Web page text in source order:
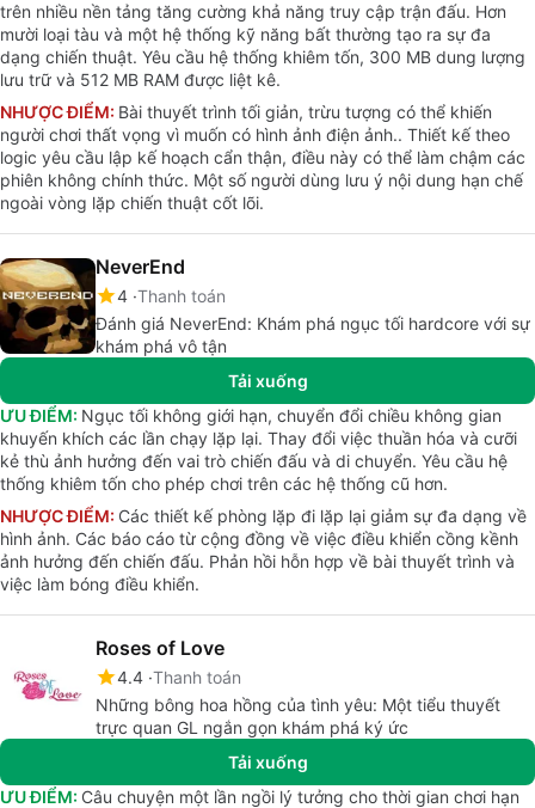
trên nhiều nền tảng tăng cường khả năng truy cập trận đấu. Hơn
mười loại tàu và một hệ thống kỹ năng bất thường tạo ra sự đa
dạng chiến thuật. Yêu cầu hệ thống khiêm tốn, 300 MB dung lượng
lưu trữ và 512 MB RAM được liệt kê.
NHƯỢC ĐIỂM: Bài thuyết trình tối giản, trừu tượng có thể khiến
người chơi thất vọng vì muốn có hình ảnh điện ảnh.. Thiết kế theo
logic yêu cầu lập kế hoạch cẩn thận, điều này có thể làm chậm các
phiên không chính thức. Một số người dùng lưu ý nội dung hạn chế
ngoài vòng lặp chiến thuật cốt lõi.
NeverEnd
4 Thanh toán
Đánh giá NeverEnd: Khám phá ngục tối hardcore với sự
khám phá vô tận
Tải xuống
ƯU ĐIỂM: Ngục tối không giới hạn, chuyển đổi chiều không gian
khuyến khích các lần chạy lặp lại. Thay đổi việc thuần hóa và cưỡi
kẻ thù ảnh hưởng đến vai trò chiến đấu và di chuyển. Yêu cầu hệ
thống khiêm tốn cho phép chơi trên các hệ thống cũ hơn.
NHƯỢC ĐIỂM: Các thiết kế phòng lặp đi lặp lại giảm sự đa dạng về
hình ảnh. Các báo cáo từ cộng đồng về việc điều khiển cồng kềnh
ảnh hưởng đến chiến đấu. Phản hồi hỗn hợp về bài thuyết trình và
việc làm bóng điều khiển.
Roses of Love
4.4 Thanh toán
Những bông hoa hồng của tình yêu: Một tiểu thuyết
trực quan GL ngắn gọn khám phá ký ức
Tải xuống
ƯU ĐIỂM: Câu chuyện một lần ngồi lý tưởng cho thời gian chơi hạn